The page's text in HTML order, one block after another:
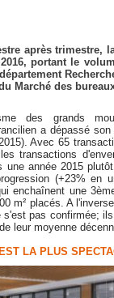
après trimestre,
portant le
Marché des
des grands
a dépassé son
Avec 65
transactions
une année 2015
(+23% en
enchaînent une
m² placés. A
s'est pas confirmée;
leur moyenne
LA PLUS